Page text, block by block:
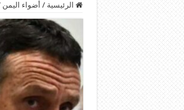
الرئيسية / أضواء اليمن